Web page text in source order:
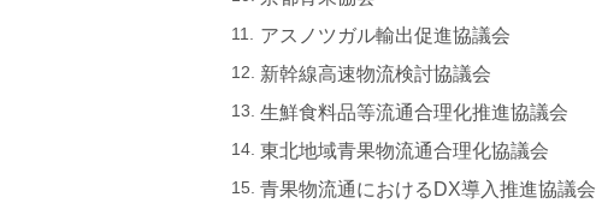
アスノツガル輸出促進協議会
新幹線高速物流検討協議会
生鮮食料品等流通合理化推進協議会
東北地域青果物流通合理化協議会
青果物流通におけるDX導入推進協議会